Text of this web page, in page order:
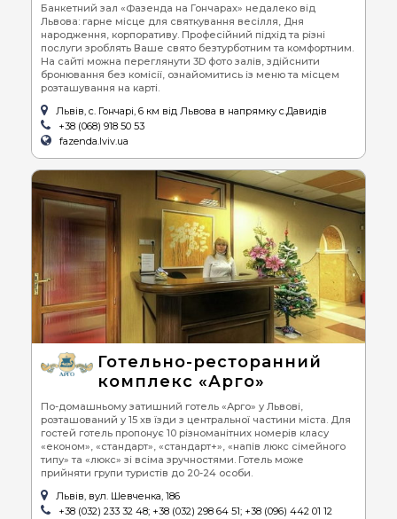
Банкетний зал «Фазенда на Гончарах» недалеко від
Львова: гарне місце для святкування весілля, Дня
народження, корпоративу. Професійний підхід та різні
послуги зроблять Ваше свято безтурботним та комфортним.
На сайті можна переглянути 3D фото залів, здійснити
бронювання без комісії, ознайомитись із меню та місцем
розташування на карті.
Львів, с. Гончарі, 6 км від Львова в напрямку с.Давидів
+38 (068) 918 50 53
fazenda.lviv.ua
Готельно-ресторанний
комплекс «Арго»
По-домашньому затишний готель «Арго» у Львові,
розташований у 15 хв їзди з центральної частини міста. Для
гостей готель пропонує 10 різноманітних номерів класу
«економ», «стандарт», «стандарт+», «напів люкс сімейного
типу» та «люкс» зі всіма зручностями. Готель може
прийняти групи туристів до 20-24 особи.
Львів, вул. Шевченка, 186
+38 (032) 233 32 48; +38 (032) 298 64 51; +38 (096) 442 01 12